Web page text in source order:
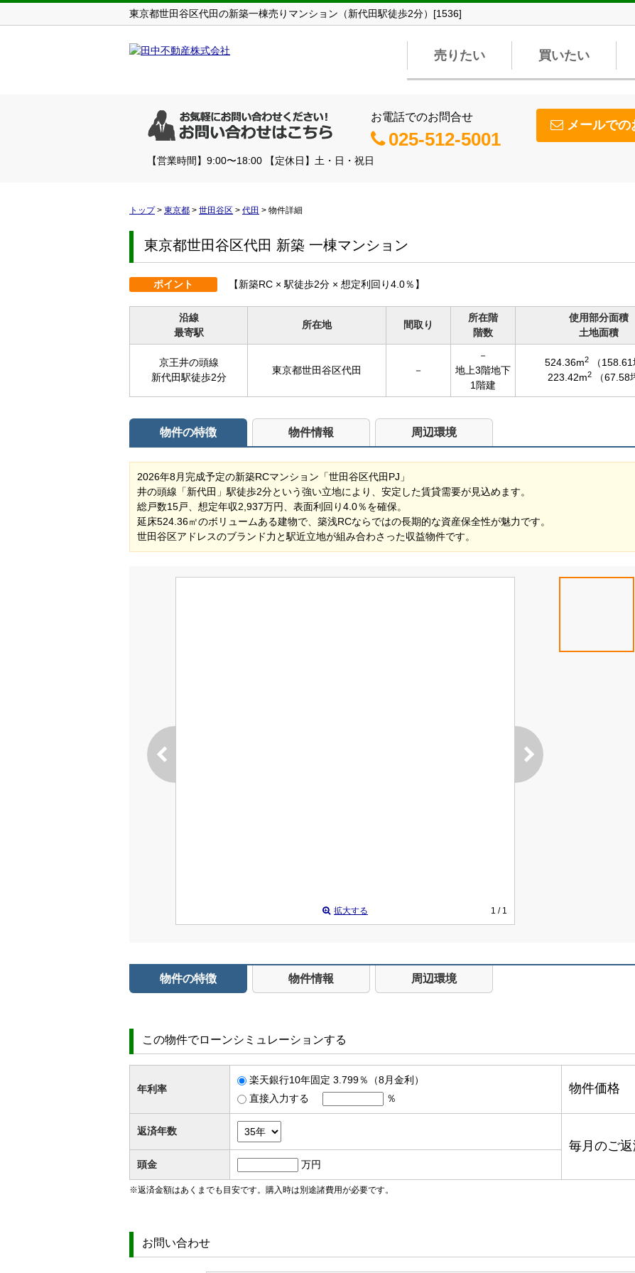
東京都世田谷区代田の新築一棟売りマンション（新代田駅徒歩2分）[1536]
売りたい 買いたい
お電話でのお問合せ
025-512-5001
メールでの
【営業時間】9:00〜18:00 【定休日】土・日・祝日
トップ> 東京都 > 世田谷区 > 代田 > 物件詳細
東京都世田谷区代田 新築 一棟マンション
ポイント 【新築RC × 駅徒歩2分 × 想定利回り4.0％】
沿線
最寄駅
所在地 間取り
所在階
階数
使用部分面積
土地面積
京王井の頭線
新代田駅徒歩2分
東京都世田谷区代田 －
－
地上3階地下
1階建
524.36m2
（158.61
223.42m2 （67.58
物件の特徴 物件情報 周辺環境
2026年8月完成予定の新築RCマンション「世田谷区代田PJ」
井の頭線「新代田」駅徒歩2分という強い立地により、安定した賃貸需要が見込めます。
総戸数15戸、想定年収2,937万円、表面利回り4.0％を確保。
延床524.36㎡のボリュームある建物で、築浅RCならではの長期的な資産保全性が魅力です。
世田谷区アドレスのブランド力と駅近立地が組み合わさった収益物件です。
拡大する 1 / 1
物件の特徴 物件情報 周辺環境
この物件でローンシミュレーションする
年利率
楽天銀行10年固定 3.799％（8月金利）
直接入力する
％
物件価格
返済年数
毎月のご
頭金
万円
※返済金額はあくまでも目安です。購入時は別途諸費用が必要です。
お問い合わせ